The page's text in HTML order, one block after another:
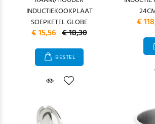
INDUCTIEKOOKPLAAT
SOEPKETEL GLOBE
€ 15,56 € 18,30
BESTEL
€